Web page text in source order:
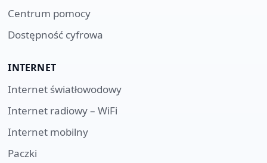
Centrum pomocy
Dostępność cyfrowa
INTERNET
Internet światłowodowy
Internet radiowy – WiFi
Internet mobilny
Paczki